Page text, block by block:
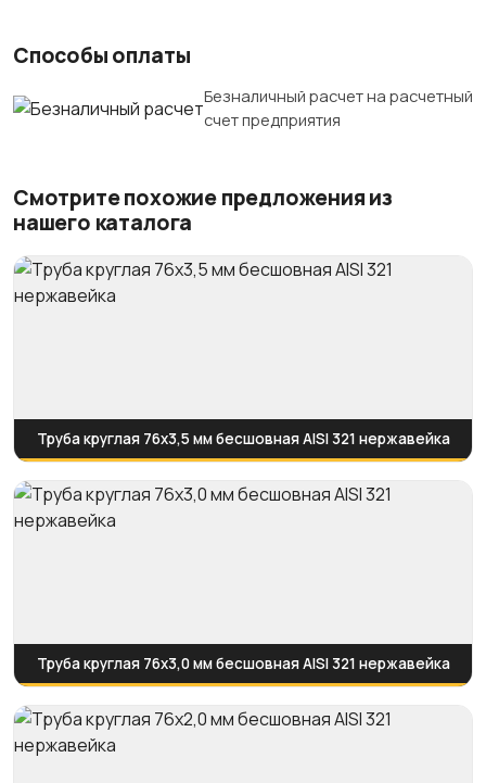
Способы оплаты
Безналичный расчет на расчетный
счет предприятия
Смотрите похожие предложения из
нашего каталога
Труба круглая 76х3,5 мм бесшовная AISI 321 нержавейка
Труба круглая 76х3,0 мм бесшовная AISI 321 нержавейка